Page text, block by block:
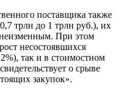
поставщика также
трлн до 1 трлн руб.), их
неизменным. При этом
несостоявшихся
так и в стоимостном
о срыве
закупок».